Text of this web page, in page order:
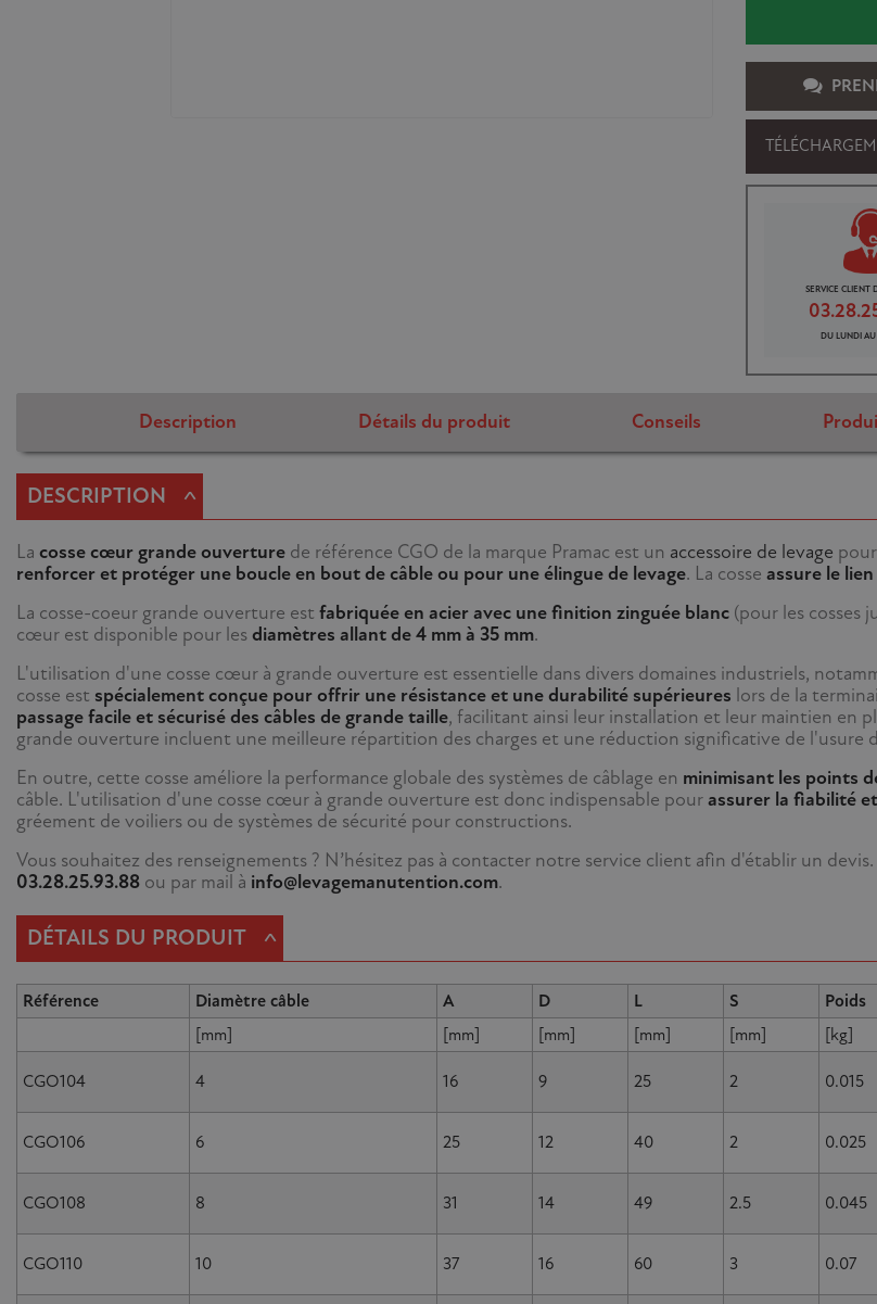
SERVICE CLIENT
DU LUNDI
Description Détails du produit Conseils
DESCRIPTION ^
La cosse cœur grande ouverture de référence CGO de la marque Pramac est un accessoire de levage
renforcer et protéger une boucle en bout de câble ou pour une élingue de levage. La cosse assure le
La cosse-coeur grande ouverture est fabriquée en acier avec une finition zinguée blanc (pour les cosses
cœur est disponible pour lesdiamètres allant de 4 mm à 35 mm.
L'utilisation d'une cosse cœur à grande ouverture est essentielle dans divers domaines industriels,
cosse est spécialement conçue pour offrir une résistance et une durabilité supérieures lors de la
passage facile et sécurisé des câbles de grande taille, facilitant ainsi leur installation et leur maintien en
grande ouverture incluent une meilleure répartition des charges et une réduction significative de l'usure
En outre, cette cosse améliore la performance globale des systèmes de câblage en minimisant les points
câble. L'utilisation d'une cosse cœur à grande ouverture est donc indispensable pourassurer la fiabilité
gréement de voiliers ou de systèmes de sécurité pour constructions.
Vous souhaitez des renseignements ? N’hésitez pas à contacter notre service client afin d'établir un
03.28.25.93.88 ou par mail à info@levagemanutention.com.
DÉTAILS DU PRODUIT ^
Référence Diamètre câble A D L S Poids
[mm]
[mm] [mm] [mm] [mm] [kg]
CGO104 4 16 9 25 2 0.015
CGO106 6 25 12 40 2 0.025
CGO108 8 31 14 49 2.5 0.045
CGO110 10 37 16 60 3 0.07